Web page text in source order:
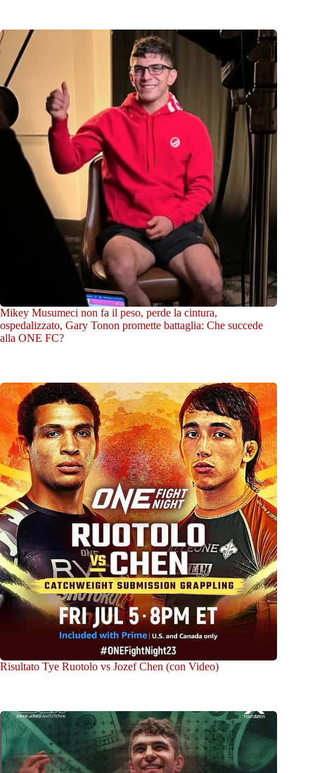
Mikey Musumeci non fa il peso, perde la cintura,
ospedalizzato, Gary Tonon promette battaglia: Che succede
alla ONE FC?
Risultato Tye Ruotolo vs Jozef Chen (con Video)